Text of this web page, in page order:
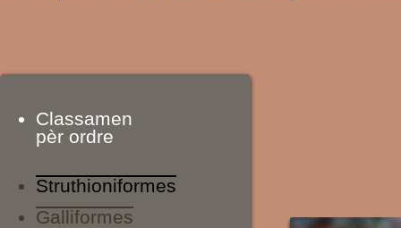
Classamen
pèr ordre
Struthioniformes
Galliformes